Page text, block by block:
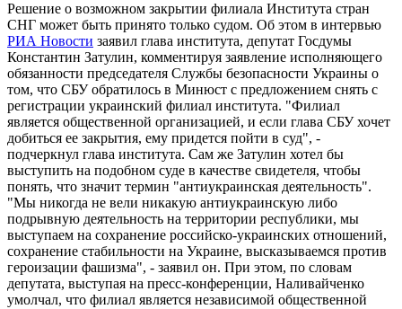
Решение о возможном закрытии филиала Института стран
СНГ может быть принято только судом. Об этом в интервью
РИА Новости заявил глава института, депутат Госдумы
Константин Затулин, комментируя заявление исполняющего
обязанности председателя Службы безопасности Украины о
том, что СБУ обратилось в Минюст с предложением снять с
регистрации украинский филиал института. "Филиал
является общественной организацией, и если глава СБУ хочет
добиться ее закрытия, ему придется пойти в суд", -
подчеркнул глава института. Сам же Затулин хотел бы
выступить на подобном суде в качестве свидетеля, чтобы
понять, что значит термин "антиукраинская деятельность".
"Мы никогда не вели никакую антиукраинскую либо
подрывную деятельность на территории республики, мы
выступаем на сохранение российско-украинских отношений,
сохранение стабильности на Украине, высказываемся против
героизации фашизма", - заявил он. При этом, по словам
депутата, выступая на пресс-конференции, Наливайченко
умолчал, что филиал является независимой общественной